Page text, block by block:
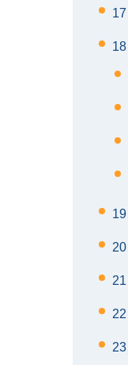
17
18
19
20
21
22
23